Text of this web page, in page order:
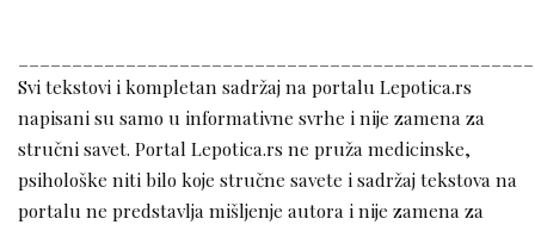
Svi tekstovi i kompletan sadržaj na portalu Lepotica.rs
napisani su samo u informativne svrhe i nije zamena za
stručni savet. Portal Lepotica.rs ne pruža medicinske,
psihološke niti bilo koje stručne savete i sadržaj tekstova na
portalu ne predstavlja mišljenje autora i nije zamena za